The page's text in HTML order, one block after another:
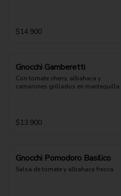
$14.900
Gnocchi Gamberetti
Con tomate cherry, albahaca y
camarones grillados en mantequilla.
$13.900
Gnocchi Pomodoro Basilico
Salsa de tomate y albahaca fresca